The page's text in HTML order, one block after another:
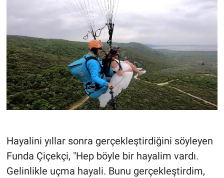
Hayalini yıllar sonra gerçekleştirdiğini söyleyen
Funda Çiçekçi, "Hep böyle bir hayalim vardı.
Gelinlikle uçma hayali. Bunu gerçekleştirdim,